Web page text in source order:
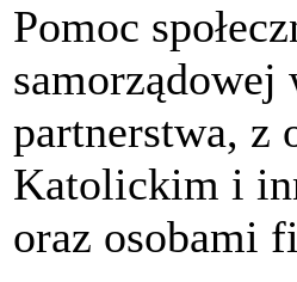
Pomoc
samorządowej
partnerstwa, z
Katolickim i
oraz osobami